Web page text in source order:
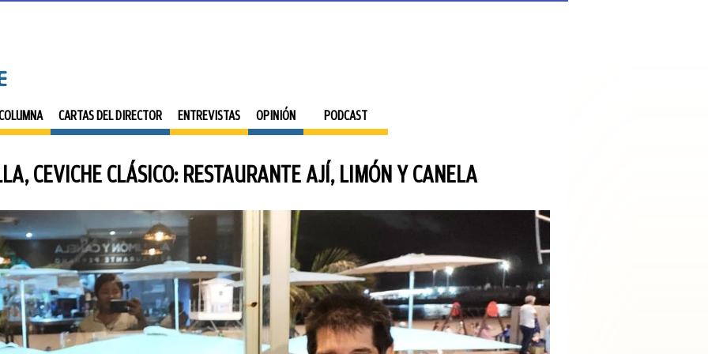
CARTAS DEL DIRECTOR ENTREVISTAS OPINIÓN PODCAST
CEVICHE CLÁSICO: RESTAURANTE AJÍ, LIMÓN Y CANELA